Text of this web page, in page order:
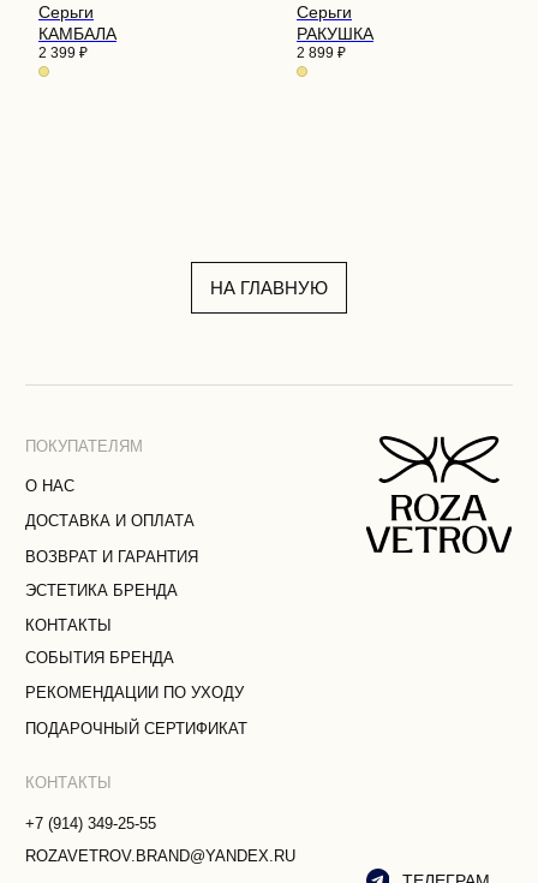
Серьги
КАМБАЛА
2 399 ₽
Серьги
РАКУШКА
2 899 ₽
НА ГЛАВНУЮ